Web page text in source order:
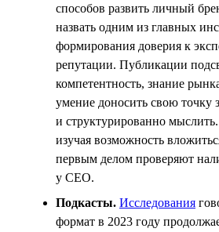
способов развить личный
назвать одним из главных
формирования доверия к
репутации. Публикации
компетентность, знание
умение доносить свою точку
и структурированно
изучая возможность
первым делом проверяют
у СЕО.
Подкасты. Исследования
формат в 2023 году